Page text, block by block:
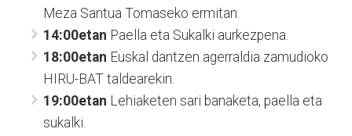
Meza Santua Tomaseko ermitan.
14:00etan Paella eta Sukalki aurkezpena.
18:00etan Euskal dantzen agerraldia zamudioko
HIRU-BAT taldearekin.
19:00etan Lehiaketen sari banaketa, paella eta
sukalki.